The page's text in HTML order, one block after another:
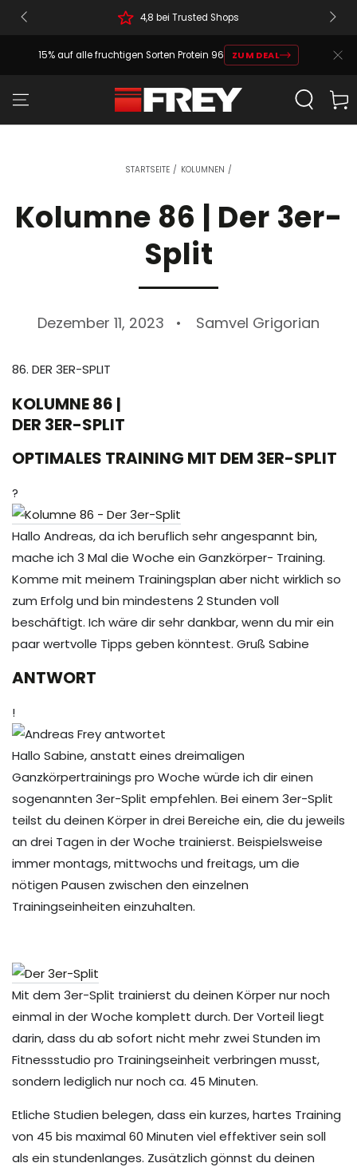
4,8 bei Trusted Shops
15% auf alle fruchtigen Sorten Protein 96 ZUM DEAL
STARTSEITE / KOLUMNEN /
Kolumne 86 | Der 3er-
Split
Dezember 11, 2023 Samvel Grigorian
86. DER 3ER-SPLIT
KOLUMNE 86 |
DER 3ER-SPLIT
OPTIMALES TRAINING MIT DEM 3ER-SPLIT
?
Hallo Andreas, da ich beruflich sehr angespannt bin,
mache ich 3 Mal die Woche ein Ganzkörper- Training.
Komme mit meinem Trainingsplan aber nicht wirklich so
zum Erfolg und bin mindestens 2 Stunden voll
beschäftigt. Ich wäre dir sehr dankbar, wenn du mir ein
paar wertvolle Tipps geben könntest. Gruß Sabine
ANTWORT
!
Hallo Sabine, anstatt eines dreimaligen
Ganzkörpertrainings pro Woche würde ich dir einen
sogenannten 3er-Split empfehlen. Bei einem 3er-Split
teilst du deinen Körper in drei Bereiche ein, die du jeweils
an drei Tagen in der Woche trainierst. Beispielsweise
immer montags, mittwochs und freitags, um die
nötigen Pausen zwischen den einzelnen
Trainingseinheiten einzuhalten.
Mit dem 3er-Split trainierst du deinen Körper nur noch
einmal in der Woche komplett durch. Der Vorteil liegt
darin, dass du ab sofort nicht mehr zwei Stunden im
Fitnessstudio pro Trainingseinheit verbringen musst,
sondern lediglich nur noch ca. 45 Minuten.
Etliche Studien belegen, dass ein kurzes, hartes Training
von 45 bis maximal 60 Minuten viel effektiver sein soll
als ein stundenlanges. Zusätzlich gönnst du deinen